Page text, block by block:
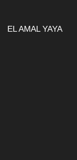
EL AMAL YAYA